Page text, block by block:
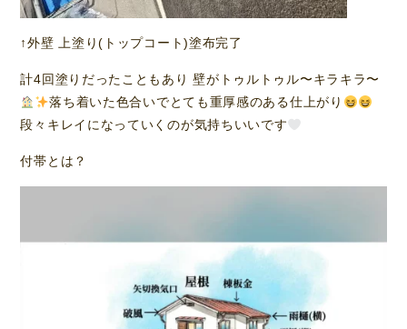
↑外壁 上塗り(トップコート)塗布完了
計4回塗りだったこともあり 壁がトゥルトゥル〜キラキラ〜
落ち着いた色合いでとても重厚感のある仕上がり
段々キレイになっていくのが気持ちいいです
付帯とは？